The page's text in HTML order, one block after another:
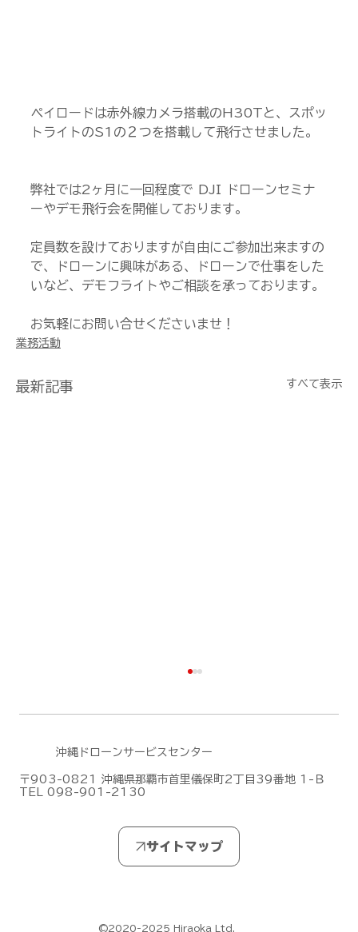
ペイロードは赤外線カメラ搭載のH30Tと、スポッ
トライトのS1の２つを搭載して飛行させました。
弊社では2ヶ月に一回程度で DJI ドローンセミナ
ーやデモ飛行会を開催しております。
定員数を設けておりますが自由にご参加出来ますの
で、ドローンに興味がある、ドローンで仕事をした
いなど、デモフライトやご相談を承っております。
お気軽にお問い合せくださいませ！
業務活動
最新記事 すべて表示
DJI Dock 3による遠隔監視・自動運用
©2020-2025 Hiraoka Ltd.
沖縄ドローンサービスセンター
〒903-0821 沖縄県那覇市首里儀保町2丁目39番地 1-Ｂ
TEL 098-901-2130